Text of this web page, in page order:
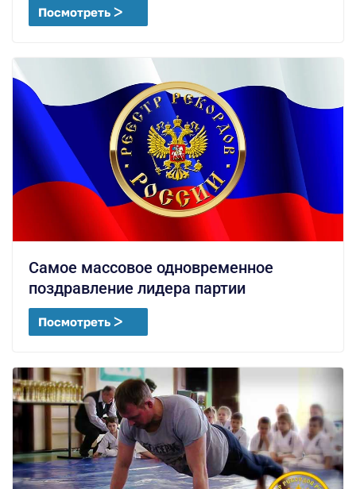
Посмотреть ᐳ
Самое массовое одновременное
поздравление лидера партии
Посмотреть ᐳ